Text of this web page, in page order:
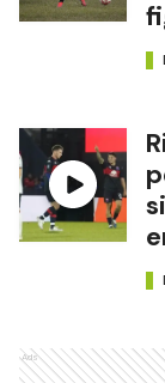
Ads